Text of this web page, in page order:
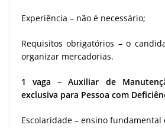
Experiência – não é necessário;
Requisitos obrigatórios – o
organizar mercadorias.
1 vaga – Auxiliar de
exclusiva para Pessoa com
Escolaridade – ensino fundamental